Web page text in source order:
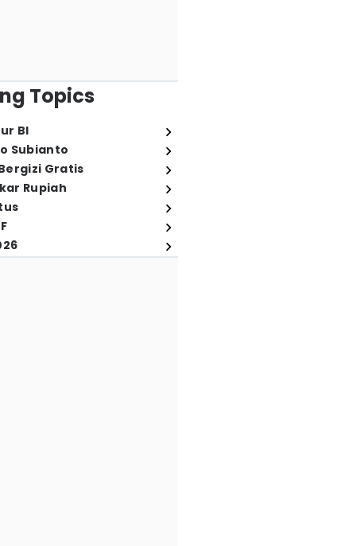
Topics
BI
Subianto
Gratis
Rupiah